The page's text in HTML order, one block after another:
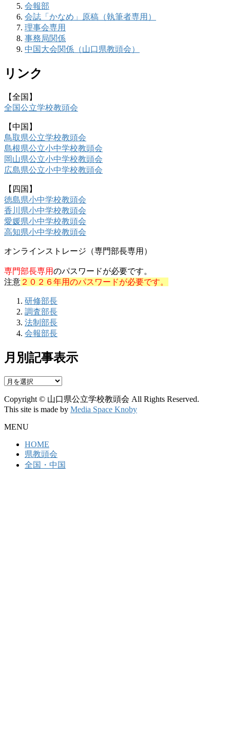
会報部
会誌「かなめ」原稿（執筆者専用）
理事会専用
事務局関係
中国大会関係（山口県教頭会）
リンク
【全国】
全国公立学校教頭会
【中国】
鳥取県公立学校教頭会
島根県公立小中学校教頭会
岡山県公立小中学校教頭会
広島県公立小中学校教頭会
【四国】
徳島県小中学校教頭会
香川県小中学校教頭会
愛媛県小中学校教頭会
高知県小中学校教頭会
オンラインストレージ（専門部長専用）
専門部長専用のパスワードが必要です。
注意 ２０２６年用のパスワードが必要です。
研修部長
調査部長
法制部長
会報部長
月別記事表示
月
記
事
表
Copyright © 山口県公立学校教頭会 All Rights Reserved.
This site is made by Media Space Knoby
MENU
HOME
県教頭会
全国・中国